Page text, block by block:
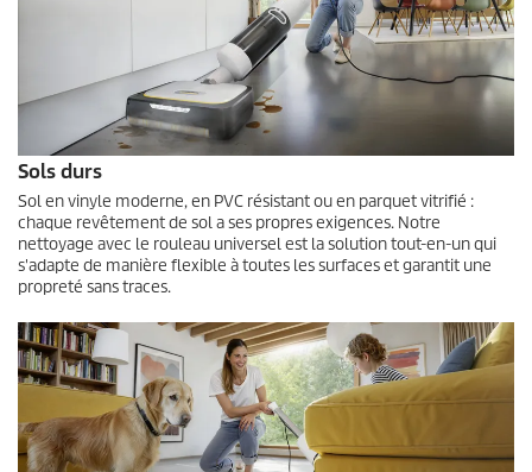
Sols durs
Sol en vinyle moderne, en PVC résistant ou en parquet vitrifié :
chaque revêtement de sol a ses propres exigences. Notre
nettoyage avec le rouleau universel est la solution tout-en-un qui
s'adapte de manière flexible à toutes les surfaces et garantit une
propreté sans traces.